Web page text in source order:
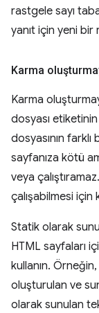
rastgele sayı
yanıt için yeni bir
Karma
Karma
dosyası
dosyasının farklı
sayfanıza kötü
veya
çalışabilmesi için
Statik olarak
HTML sayfaları
kullanın.
oluşturulan ve
olarak sunulan